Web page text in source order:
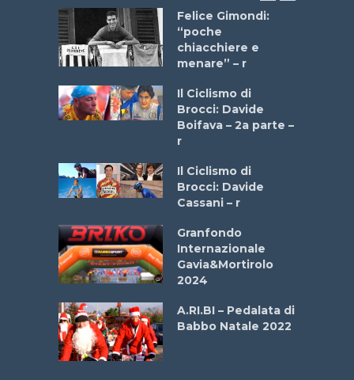
Felice Gimondi:
“poche
chiacchiere e
menare” – r
Il Ciclismo di
Brocci: Davide
Boifava – 2a parte –
r
Il Ciclismo di
Brocci: Davide
Cassani – r
Granfondo
Internazionale
Gavia&Mortirolo
2024
A.RI.BI – Pedalata di
Babbo Natale 2022